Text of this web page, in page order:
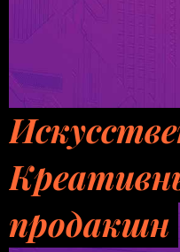
продакшн